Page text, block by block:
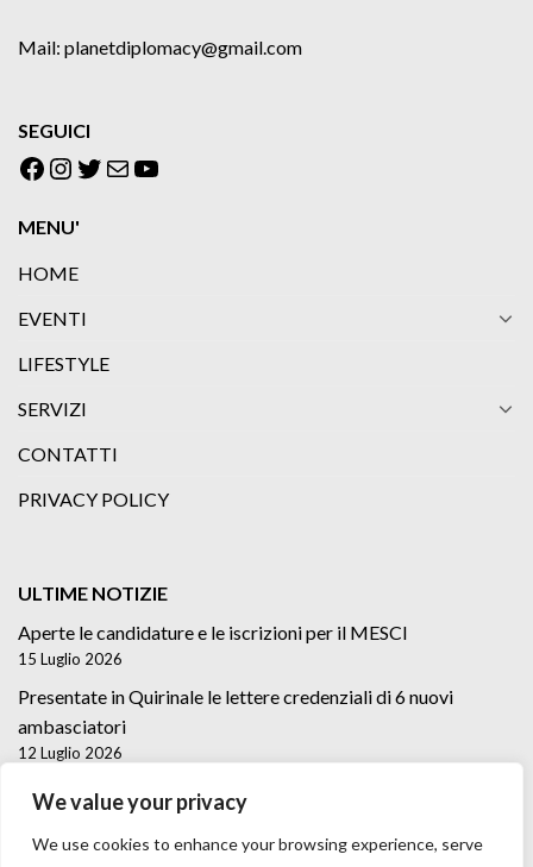
We value your privacy
We use cookies to enhance your browsing experience, serve
Mail: planetdiplomacy@gmail.com
SEGUICI
Facebook
Instagram
Twitter
EmailYouTube
MENU'
HOME
EVENTI
LIFESTYLE
SERVIZI
CONTATTI
PRIVACY POLICY
ULTIME NOTIZIE
Aperte le candidature e le iscrizioni per il MESCI
15 Luglio 2026
Presentate in Quirinale le lettere credenziali di 6 nuovi
ambasciatori
12 Luglio 2026
Lettere credenziali di 5 nuovi Ambasciatori